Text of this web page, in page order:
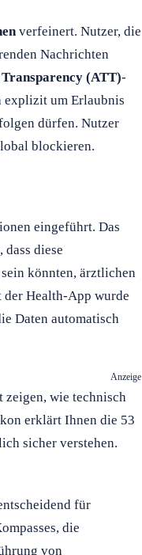
verfeinert. Nutzer, die
Nachrichten
(ATT)-
explizit um Erlaubnis
dürfen. Nutzer
blockieren.
eingeführt. Das
dass diese
könnten, ärztlichen
Health-App wurde
Daten automatisch
Anzeige
wie technisch
erklärt Ihnen die 53
sicher verstehen.
für
die
von